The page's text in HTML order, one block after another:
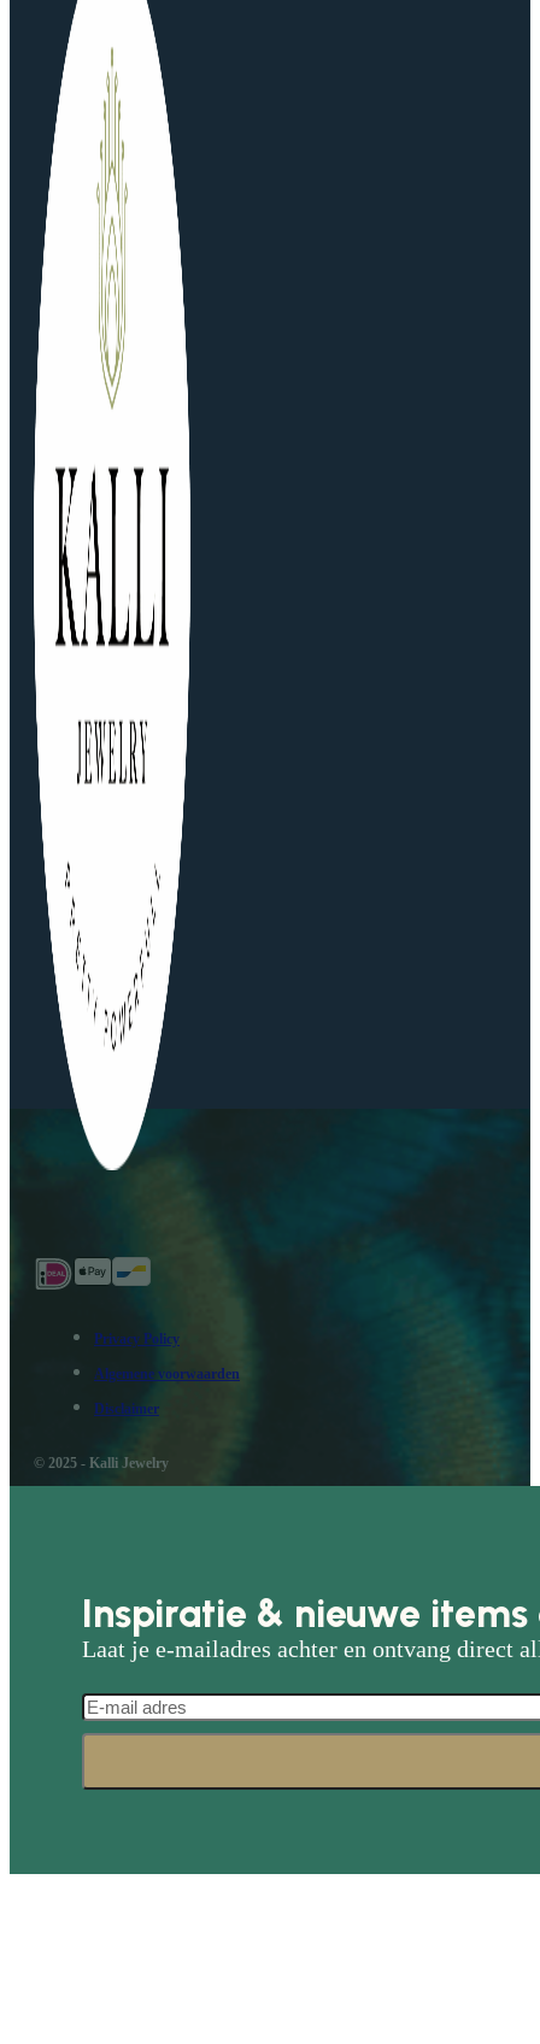
Privacy Policy
Algemene voorwaarden
Disclaimer
© 2025 - Kalli Jewelry
Inspiratie & nieuwe
Laat je e-mailadres achter en ontvang direct